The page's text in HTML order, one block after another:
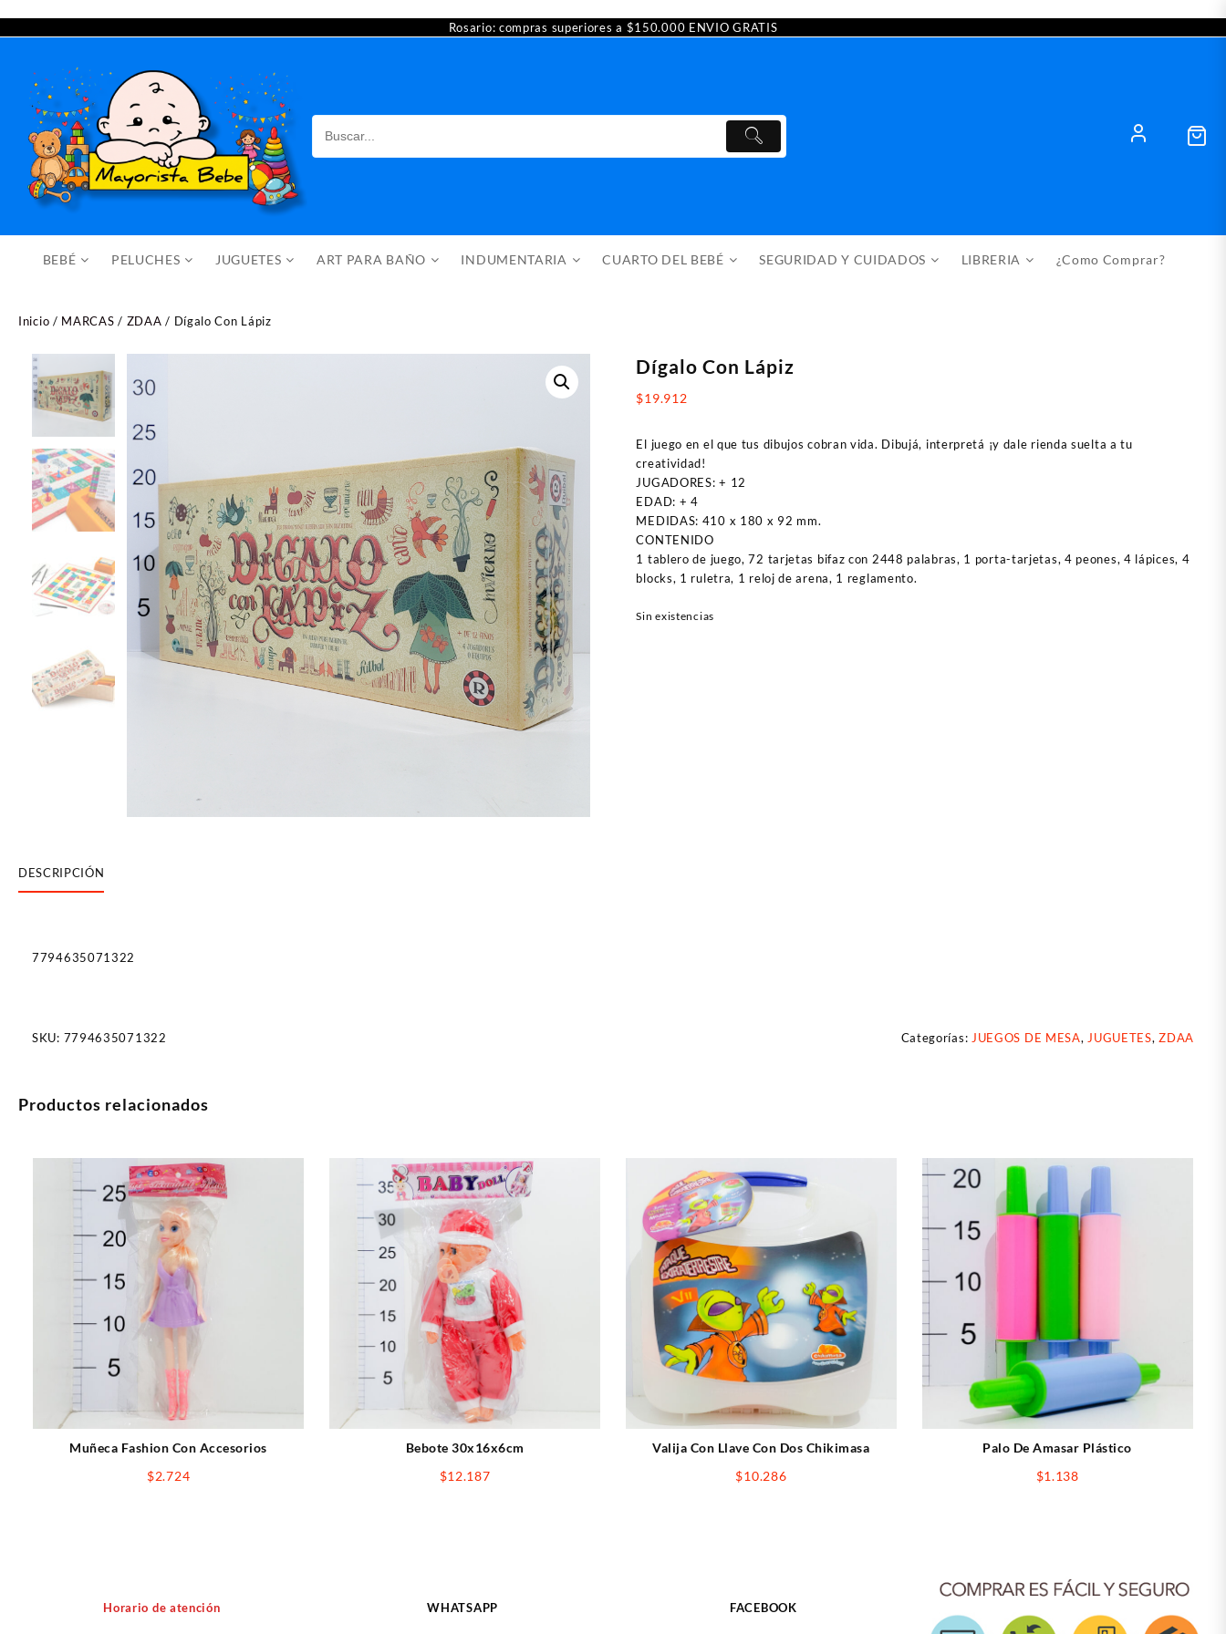
Rosario: compras superiores a $150.000 ENVIO GRATIS
BEBÉ PELUCHES JUGUETES ART PARA BAÑO INDUMENTARIA CUARTO DEL BEBÉ SEGURIDAD Y CUIDADOS LIBRERIA ¿Como Comprar?
Inicio / MARCAS / ZDAA / Dígalo Con Lápiz
Dígalo Con Lápiz
$19.912
El juego en el que tus dibujos cobran vida. Dibujá, interpretá ¡y dale rienda suelta a tu
creatividad!
JUGADORES: + 12
EDAD: + 4
MEDIDAS: 410 x 180 x 92 mm.
CONTENIDO
1 tablero de juego, 72 tarjetas bifaz con 2448 palabras, 1 porta-tarjetas, 4 peones, 4 lápices, 4
blocks, 1 ruletra, 1 reloj de arena, 1 reglamento.
Sin existencias
DESCRIPCIÓN
7794635071322
SKU: 7794635071322 Categorías: JUEGOS DE MESA, JUGUETES,ZDAA
Productos relacionados
Muñeca Fashion Con Accesorios
$2.724
Bebote 30x16x6cm
$12.187
Valija Con Llave Con Dos Chikimasa
$10.286
Palo De Amasar Plástico
$1.138
Horario de atención WHATSAPP FACEBOOK